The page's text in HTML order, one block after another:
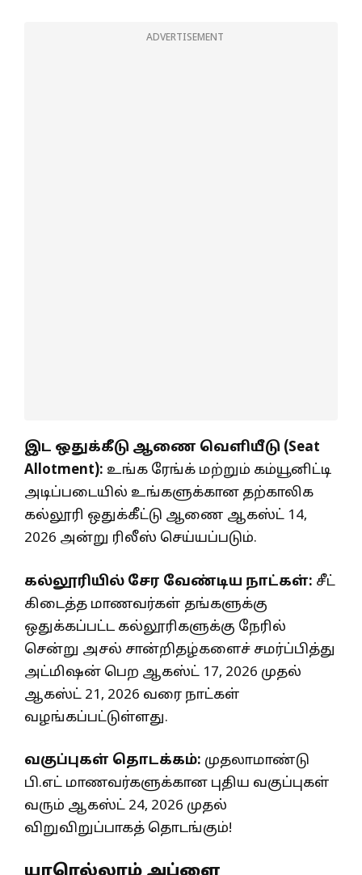
ADVERTISEMENT
இட ஒதுக்கீடு ஆணை வெளியீடு (Seat
Allotment): உங்க ரேங்க் மற்றும் கம்யூனிட்டி
அடிப்படையில் உங்களுக்கான தற்காலிக
கல்லூரி ஒதுக்கீட்டு ஆணை ஆகஸ்ட் 14,
2026 அன்று ரிலீஸ் செய்யப்படும்.
கல்லூரியில் சேர வேண்டிய நாட்கள்: சீட்
கிடைத்த மாணவர்கள் தங்களுக்கு
ஒதுக்கப்பட்ட கல்லூரிகளுக்கு நேரில்
சென்று அசல் சான்றிதழ்களைச் சமர்ப்பித்து
அட்மிஷன் பெற ஆகஸ்ட் 17, 2026 முதல்
ஆகஸ்ட் 21, 2026 வரை நாட்கள்
வழங்கப்பட்டுள்ளது.
வகுப்புகள் தொடக்கம்: முதலாமாண்டு
பி.எட் மாணவர்களுக்கான புதிய வகுப்புகள்
வரும் ஆகஸ்ட் 24, 2026 முதல்
விறுவிறுப்பாகத் தொடங்கும்!